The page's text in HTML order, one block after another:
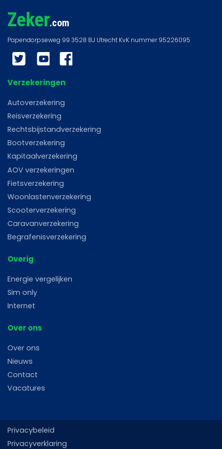
Zeker.com
Twitter YouTube
Verzekeringen
Autoverzekering
Reisverzekering
Rechtsbijstandverzekering
Bootverzekering
Kapitaalverzekering
AOV verzekeringen
Fietsverzekering
Woonlastenverzekering
Scooterverzekering
Caravanverzekering
Begrafenisverzekering
Overig
Energie vergelijken
Sim only
Internet
Over ons
Over ons
Nieuws
Contact
Vacatures
Privacybeleid
Privacyverklaring